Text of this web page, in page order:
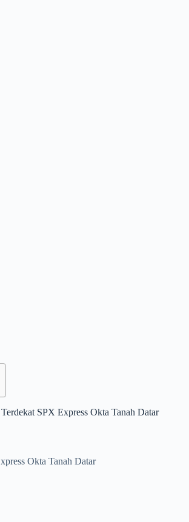
SPX Express Okta Tanah Datar
Okta Tanah Datar